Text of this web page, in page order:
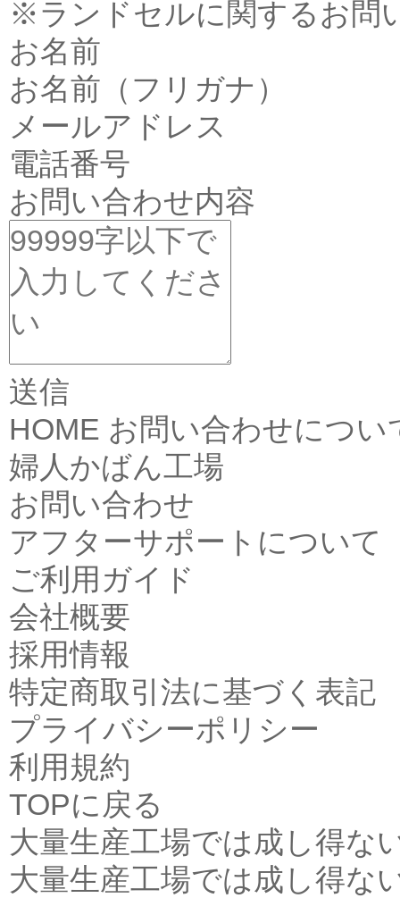
※ランドセルに関するお問
お名前
お名前（フリガナ）
メールアドレス
電話番号
お問い合わせ内容
送信
HOME お問い合わせについ
婦人かばん工場
お問い合わせ
アフターサポートについて
ご利用ガイド
会社概要
採用情報
特定商取引法に基づく表記
プライバシーポリシー
利用規約
TOPに戻る
大量生産工場では成し得な
大量生産工場では成し得な